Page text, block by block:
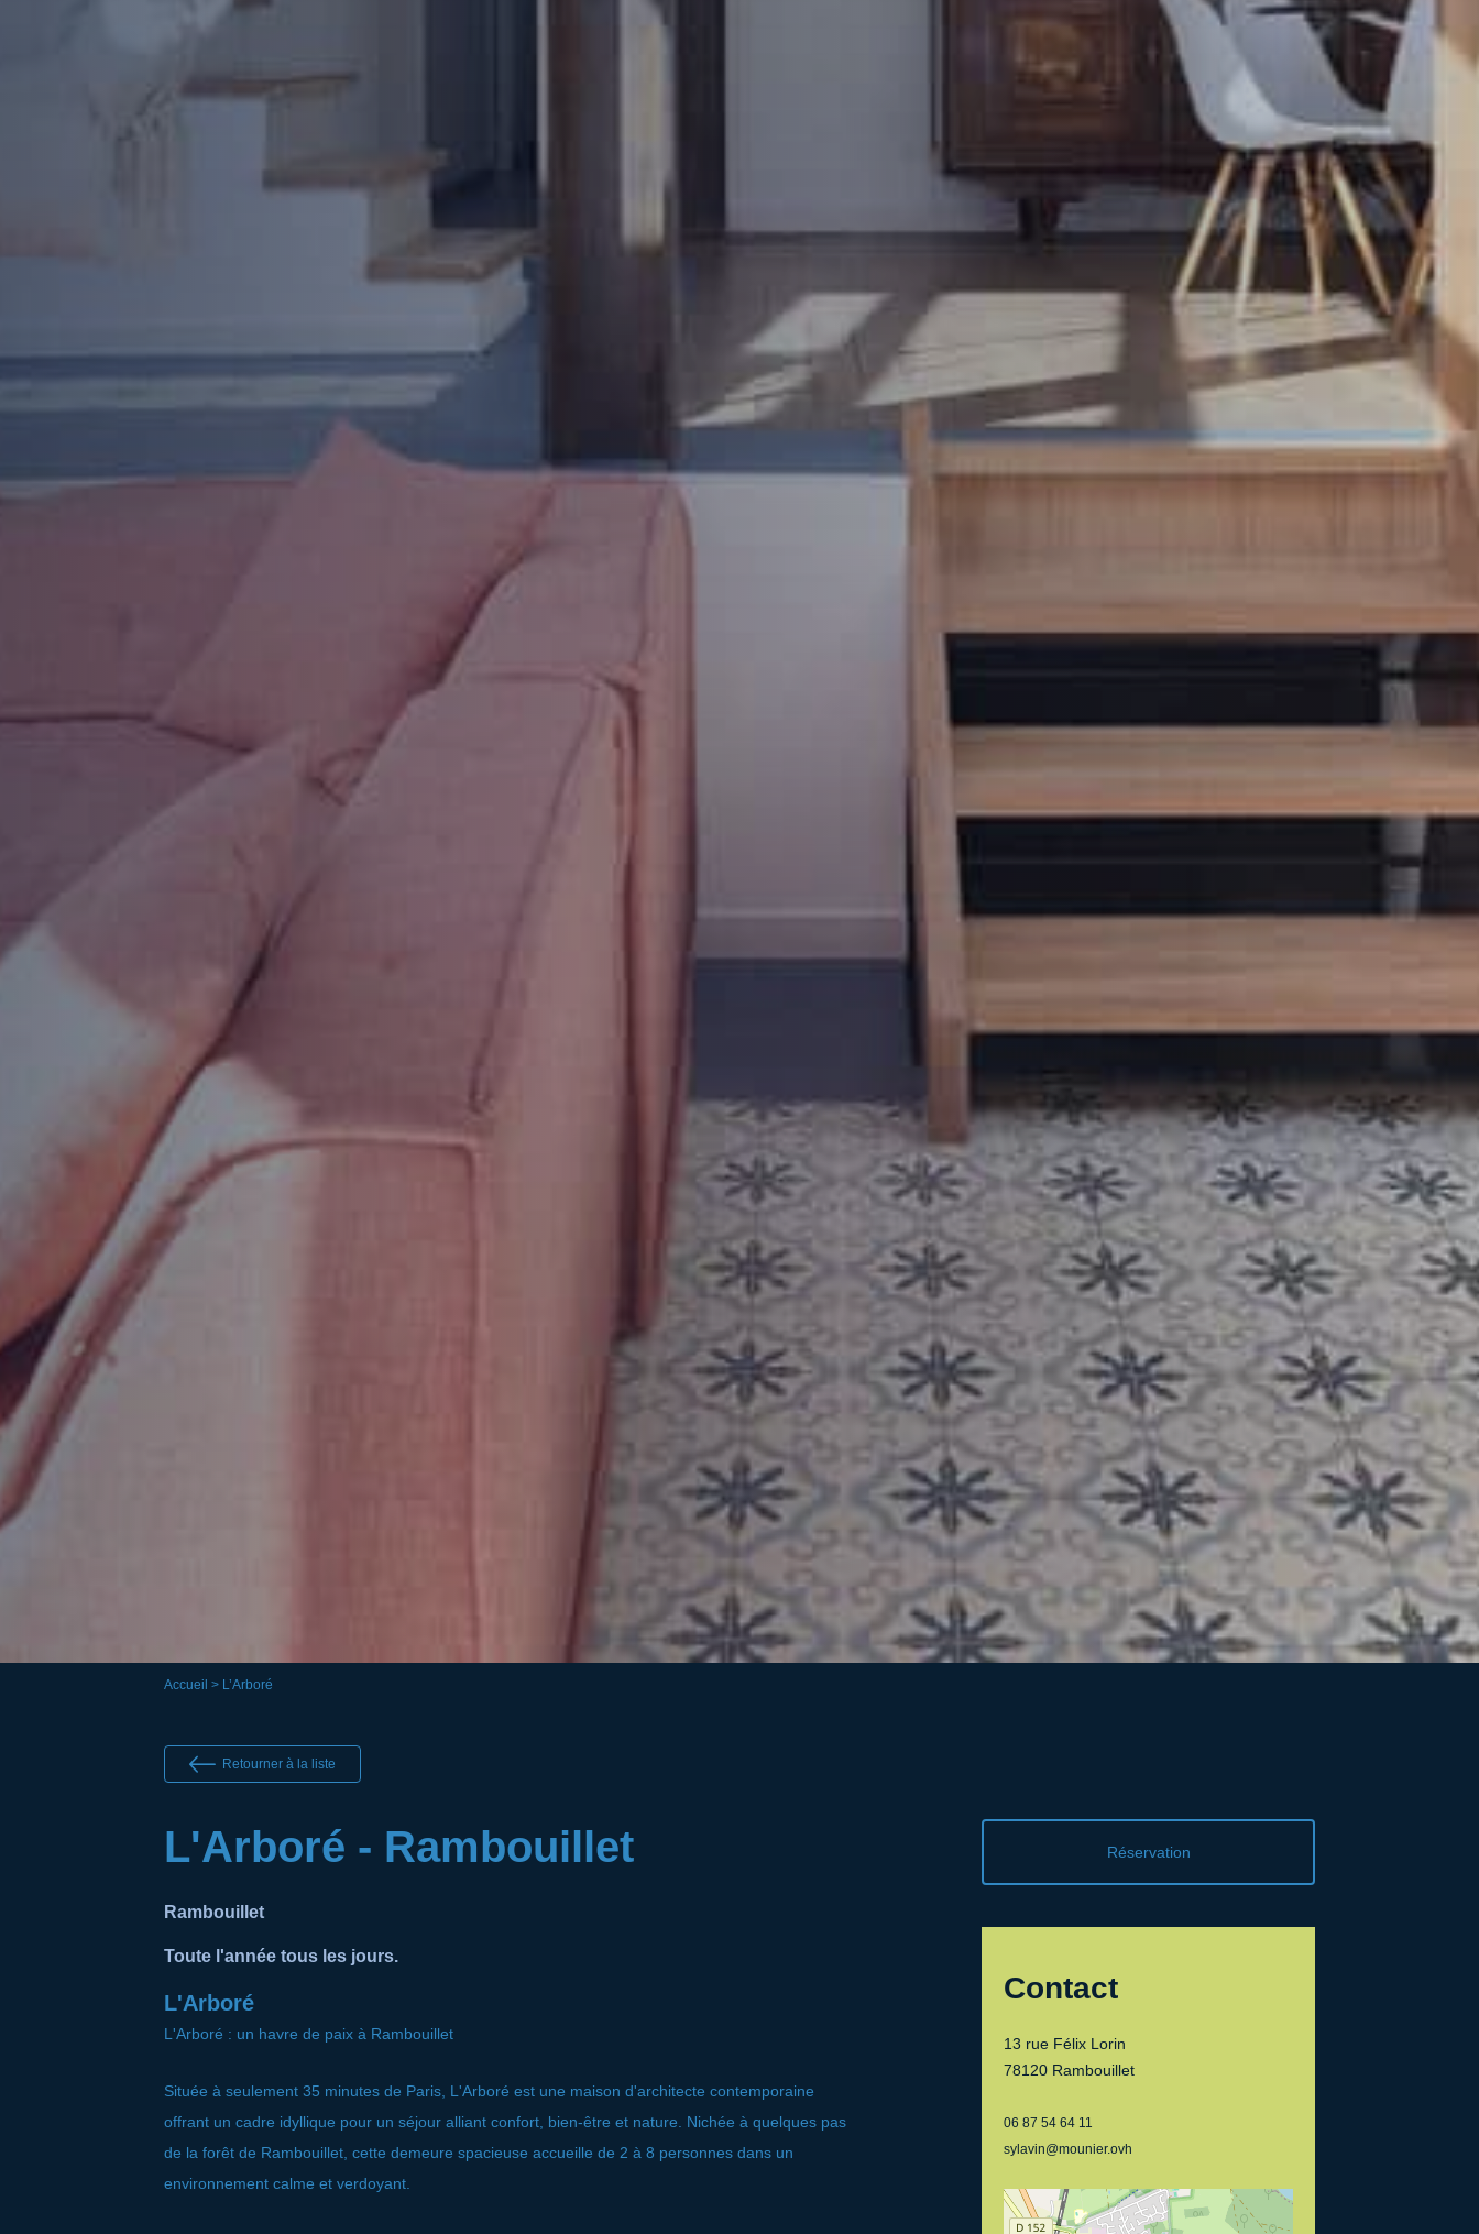
Accueil > L’Arboré
Retourner à la liste
L'Arboré - Rambouillet
Rambouillet
Toute l'année tous les jours.
L'Arboré
L'Arboré : un havre de paix à Rambouillet
Située à seulement 35 minutes de Paris, L'Arboré est une maison d'architecte contemporaine
offrant un cadre idyllique pour un séjour alliant confort, bien-être et nature. Nichée à quelques pas
de la forêt de Rambouillet, cette demeure spacieuse accueille de 2 à 8 personnes dans un
environnement calme et verdoyant.
Réservation
Contact
13 rue Félix Lorin
78120 Rambouillet
06 87 54 64 11
sylavin@mounier.ovh